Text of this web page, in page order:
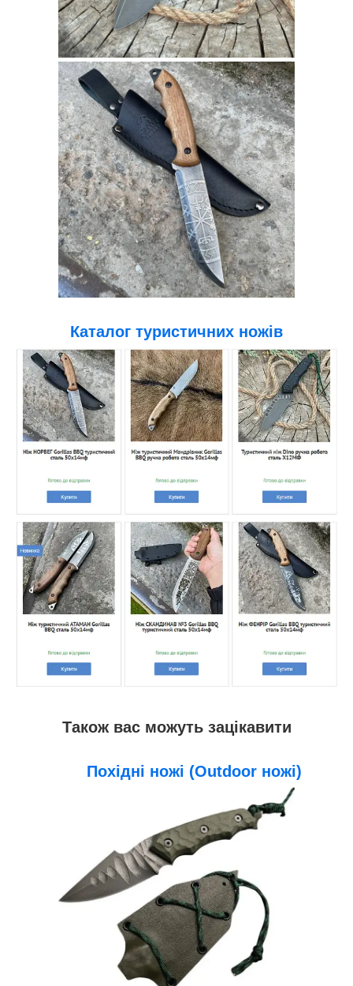
Каталог туристичних ножів
Також вас можуть зацікавити
Похідні ножі (Outdoor ножі)